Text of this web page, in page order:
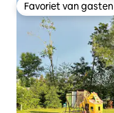
Favoriet van gasten
Favoriet van gasten